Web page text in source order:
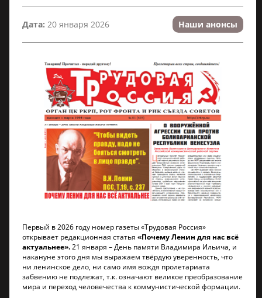
Дата: 20 января 2026 Наши анонсы
Первый в 2026 году номер газеты «Трудовая Россия»
открывает редакционная статья«Почему Ленин для нас всё
актуальнее».21 января – День памяти Владимира Ильича, и
накануне этого дня мы выражаем твёрдую уверенность, что
ни ленинское дело, ни само имя вождя пролетариата
забвению не подлежат, т.к. означают великое преобразование
мира и переход человечества к коммунистической формации.